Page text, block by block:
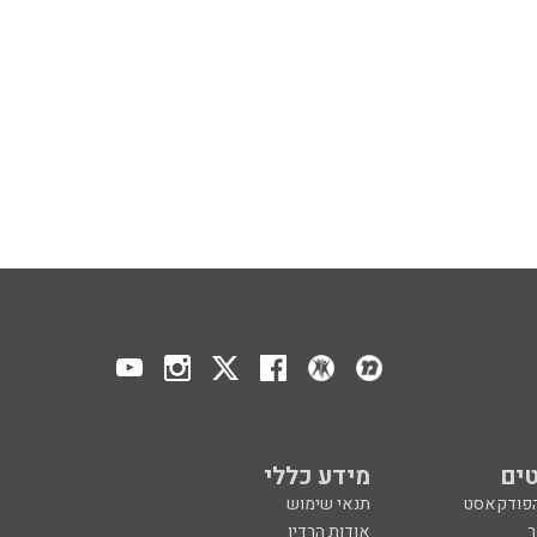
מידע כללי
תנאי שימוש
אודות הרדיו